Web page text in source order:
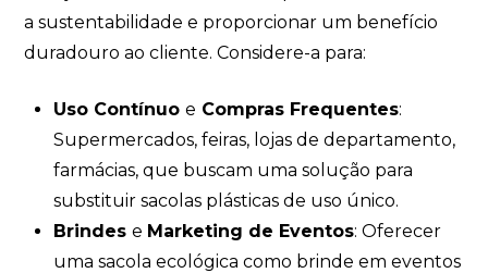
a sustentabilidade e proporcionar um benefício
duradouro ao cliente. Considere-a para:
Uso Contínuo e Compras Frequentes:
Supermercados, feiras, lojas de departamento,
farmácias, que buscam uma solução para
substituir sacolas plásticas de uso único.
Brindes e Marketing de Eventos: Oferecer
uma sacola ecológica como brinde em eventos